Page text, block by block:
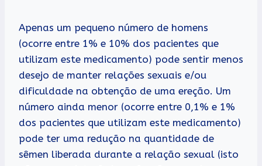
Apenas um pequeno número de homens
(ocorre entre 1% e 10% dos pacientes que
utilizam este medicamento) pode sentir menos
desejo de manter relações sexuais e/ou
dificuldade na obtenção de uma ereção. Um
número ainda menor (ocorre entre 0,1% e 1%
dos pacientes que utilizam este medicamento)
pode ter uma redução na quantidade de
sêmen liberada durante a relação sexual (isto